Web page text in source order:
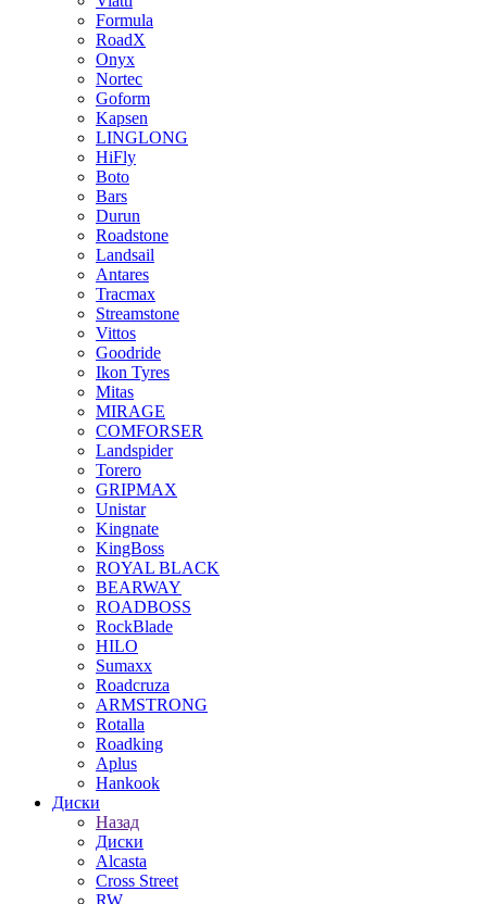
Formula
RoadX
Onyx
Nortec
Goform
Kapsen
LINGLONG
HiFly
Boto
Bars
Durun
Roadstone
Landsail
Antares
Tracmax
Streamstone
Vittos
Goodride
Ikon Tyres
Mitas
MIRAGE
COMFORSER
Landspider
Torero
GRIPMAX
Unistar
Kingnate
KingBoss
ROYAL BLACK
BEARWAY
ROADBOSS
RockBlade
HILO
Sumaxx
Roadcruza
ARMSTRONG
Rotalla
Roadking
Aplus
Hankook
Диски
Назад
Диски
Alcasta
Cross Street
RW